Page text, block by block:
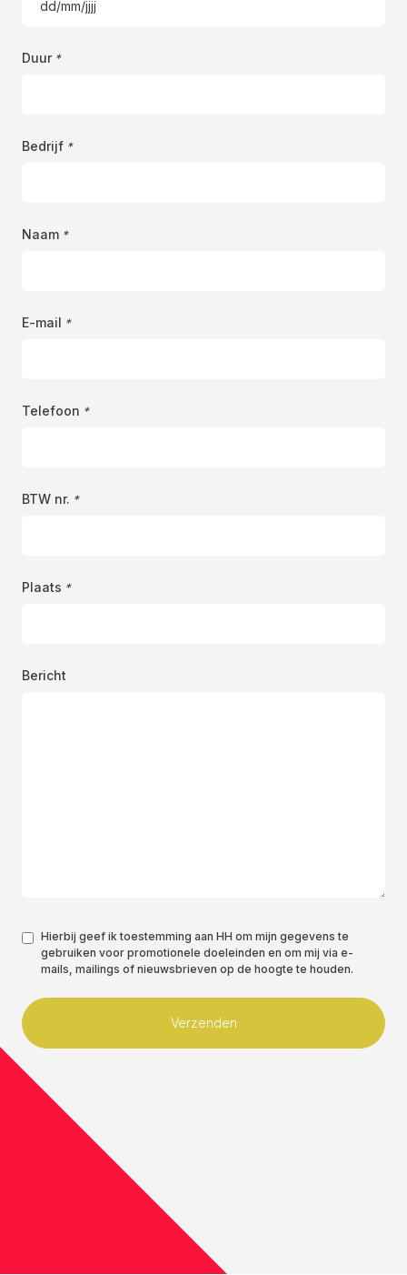
MM
Duur *
Bedrijf *
Naam *
E-mail *
Telefoon *
BTW nr. *
Plaats *
Bericht
Toestemming
*
Hierbij geef ik toestemming aan HH om mijn gegevens te
gebruiken voor promotionele doeleinden en om mij via e-
mails, mailings of nieuwsbrieven op de hoogte te houden.